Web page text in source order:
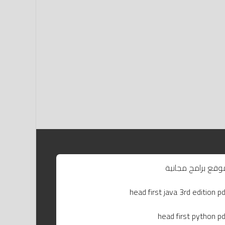
برامج مجانية
head first java 3rd edition
head first python